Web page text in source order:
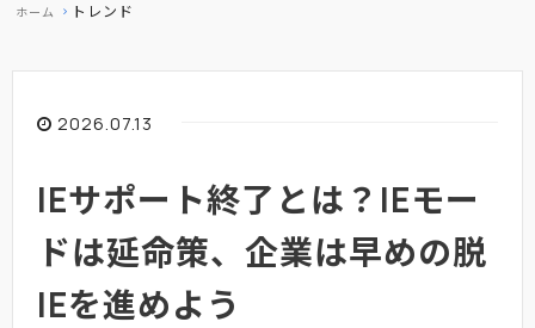
ホーム トレンド
2026.07.13
IEサポート終了とは？IEモー
ドは延命策、企業は早めの脱
IEを進めよう